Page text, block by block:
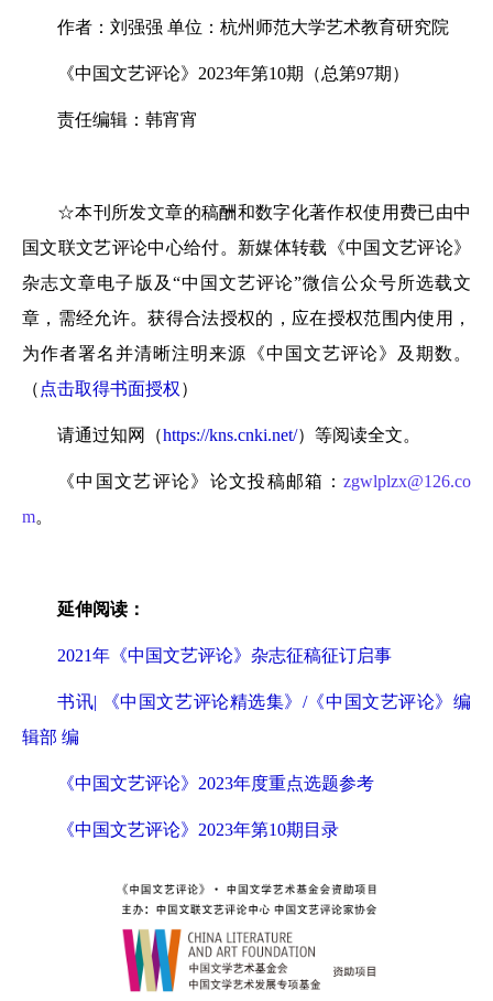
作者：刘强强 单位：杭州师范大学艺术教育研究院
《中国文艺评论》2023年第10期（总第97期）
责任编辑：韩宵宵
☆本刊所发文章的稿酬和数字化著作权使用费已由中
国文联文艺评论中心给付。新媒体转载《中国文艺评论》
杂志文章电子版及“中国文艺评论”微信公众号所选载文
章，需经允许。获得合法授权的，应在授权范围内使用，
为作者署名并清晰注明来源《中国文艺评论》及期数。
（ 点击取得书面授权）
请通过知网（https://kns.cnki.net/）等阅读全文。
《中国文艺评论》论文投稿邮箱： zgwlplzx@126.co
m。
延伸阅读：
2021年《中国文艺评论》杂志征稿征订启事
书讯| 《中国文艺评论精选集》/《中国文艺评论》编
辑部 编
《中国文艺评论》2023年度重点选题参考
《中国文艺评论》2023年第10期目录